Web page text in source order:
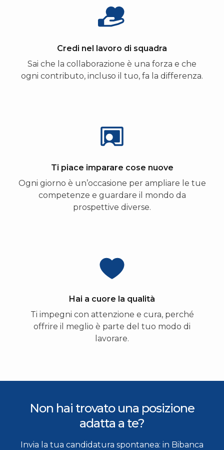
Credi nel lavoro di squadra
Sai che la collaborazione è una forza e che
ogni contributo, incluso il tuo, fa la differenza.
Ti piace imparare cose nuove
Ogni giorno è un’occasione per ampliare le tue
competenze e guardare il mondo da
prospettive diverse.
Hai a cuore la qualità
Ti impegni con attenzione e cura, perché
offrire il meglio è parte del tuo modo di
lavorare.
Non hai trovato una posizione
adatta a te?
Invia la tua candidatura spontanea: in Bibanca